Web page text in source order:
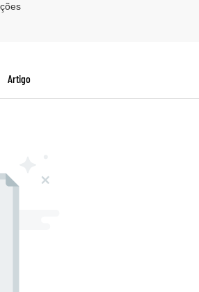
Artigo